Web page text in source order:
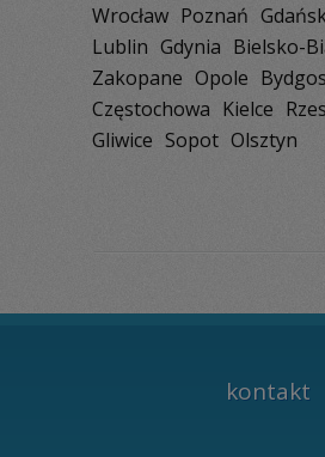
Wrocław Poznań
Lublin Gdynia Bielsko-
Zakopane Opole
Częstochowa Kielce
Gliwice Sopot Olsztyn
kontakt